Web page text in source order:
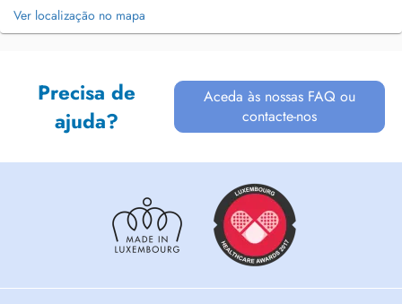
Ver localização no mapa
Precisa de
ajuda?
Aceda às nossas FAQ ou
contacte-nos